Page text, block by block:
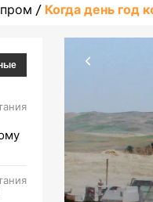
Когда день год